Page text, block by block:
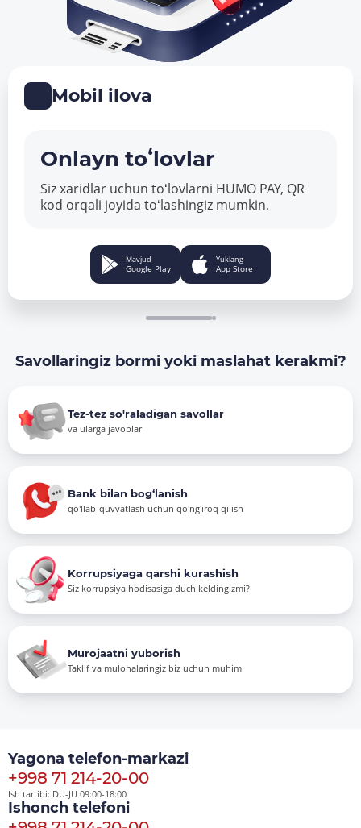
Mobil ilova
Onlayn toʻlovlar
Siz xaridlar uchun toʻlovlarni HUMO PAY, QR
kod orqali joyida toʻlashingiz mumkin.
Mavjud
Google Play
Yuklang
App Store
Savollaringiz bormi yoki maslahat kerakmi?
Tez-tez so'raladigan savollar
va ularga javoblar
Bank bilan bog‘lanish
qo'llab-quvvatlash uchun qo'ng'iroq qilish
Korrupsiyaga qarshi kurashish
Siz korrupsiya hodisasiga duch keldingizmi?
Murojaatni yuborish
Taklif va mulohalaringiz biz uchun muhim
Yagona telefon-markazi
+998 71 214-20-00
Ish tartibi: DU-JU 09:00-18:00
Ishonch telefoni